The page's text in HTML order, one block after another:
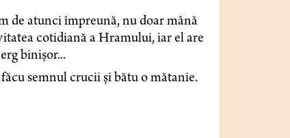
de atunci împreună, nu doar mână
cotidiană a Hramului, iar el are
binișor...
semnul crucii și bătu o mătanie.